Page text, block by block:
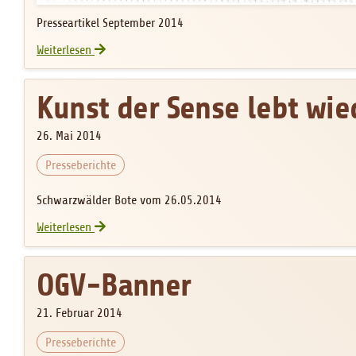
Presseartikel September 2014
Weiterlesen
Einmachkurs BayWa
Kunst der Sense lebt
26. Mai 2014
Presseberichte
Schwarzwälder Bote vom 26.05.2014
Weiterlesen
Kunst der Sense lebt wieder
OGV-Banner
21. Februar 2014
Presseberichte